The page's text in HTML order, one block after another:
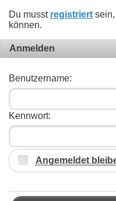
Du musst registriert
können.
Anmelden
Benutzername:
Kennwort:
Angemeldet